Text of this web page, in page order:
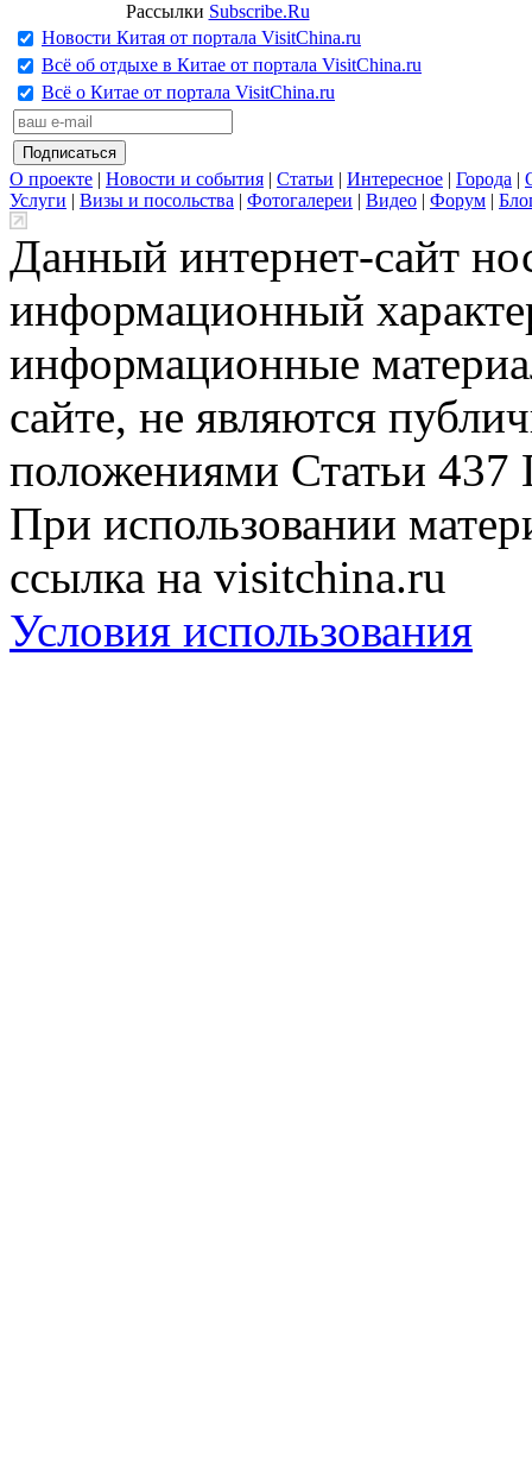
Рассылки Subscribe.Ru
Новости Китая от портала VisitChina.ru
Всё об отдыхе в Китае от портала VisitChina.ru
Всё о Китае от портала VisitChina.ru
О проекте | Новости и события | Статьи | Интересное | Города |
Услуги | Визы и посольства | Фотогалереи | Видео | Форум |
Данный интернет-сайт
информационный
информационные
сайте, не являются
положениями Статьи 437
При использовании
ссылка на visitchina.ru
Условия использования